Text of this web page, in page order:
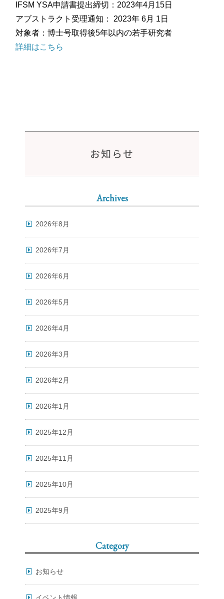
IFSM YSA申請書提出締切：2023年4月15日
アブストラクト受理通知： 2023年 6月 1日
対象者：博士号取得後5年以内の若手研究者
詳細はこちら
お知らせ
Archives
2026年8月
2026年7月
2026年6月
2026年5月
2026年4月
2026年3月
2026年2月
2026年1月
2025年12月
2025年11月
2025年10月
2025年9月
Category
お知らせ